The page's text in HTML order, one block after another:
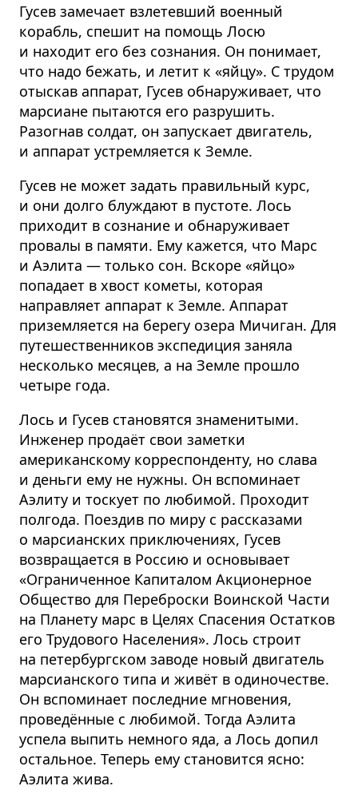
Гусев замечает взлетевший военный
корабль, спешит на помощь Лосю
и находит его без сознания. Он понимает,
что надо бежать, и летит к «яйцу». С трудом
отыскав аппарат, Гусев обнаруживает, что
марсиане пытаются его разрушить.
Разогнав солдат, он запускает двигатель,
и аппарат устремляется к Земле.
Гусев не может задать правильный курс,
и они долго блуждают в пустоте. Лось
приходит в сознание и обнаруживает
провалы в памяти. Ему кажется, что Марс
и Аэлита — только сон. Вскоре «яйцо»
попадает в хвост кометы, которая
направляет аппарат к Земле. Аппарат
приземляется на берегу озера Мичиган. Для
путешественников экспедиция заняла
несколько месяцев, а на Земле прошло
четыре года.
Лось и Гусев становятся знаменитыми.
Инженер продаёт свои заметки
американскому корреспонденту, но слава
и деньги ему не нужны. Он вспоминает
Аэлиту и тоскует по любимой. Проходит
полгода. Поездив по миру с рассказами
о марсианских приключениях, Гусев
возвращается в Россию и основывает
«Ограниченное Капиталом Акционерное
Общество для Переброски Воинской Части
на Планету марс в Целях Спасения Остатков
его Трудового Населения». Лось строит
на петербургском заводе новый двигатель
марсианского типа и живёт в одиночестве.
Он вспоминает последние мгновения,
проведённые с любимой. Тогда Аэлита
успела выпить немного яда, а Лось допил
остальное. Теперь ему становится ясно:
Аэлита жива.